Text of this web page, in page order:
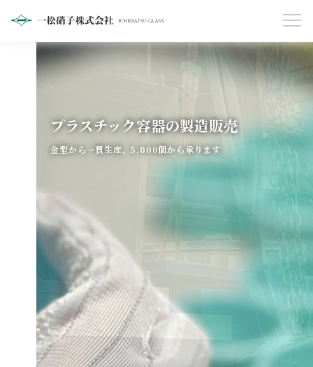
プラスチック容器の製造販売
金型から一貫生産、5,000個から承ります